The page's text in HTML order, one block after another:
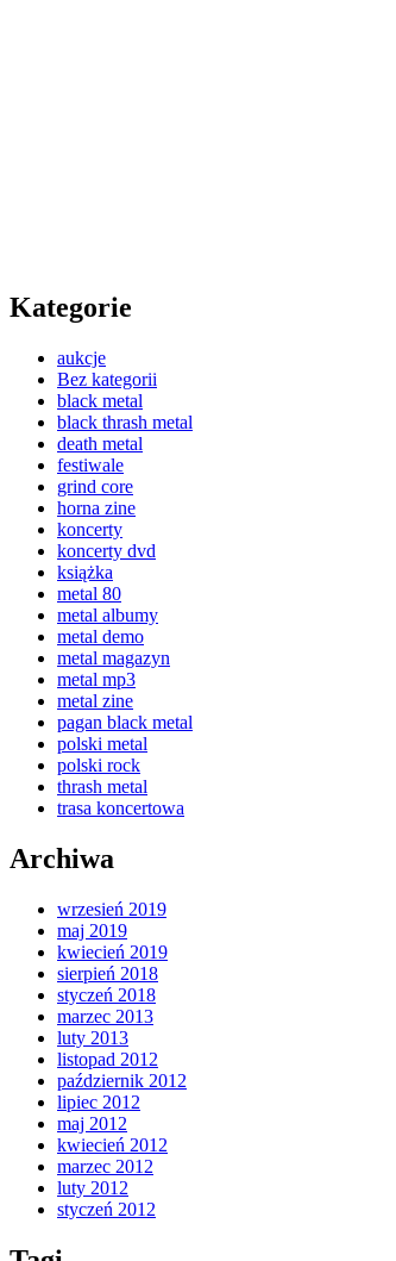
Kategorie
aukcje
Bez kategorii
black metal
black thrash metal
death metal
festiwale
grind core
horna zine
koncerty
koncerty dvd
książka
metal 80
metal albumy
metal demo
metal magazyn
metal mp3
metal zine
pagan black metal
polski metal
polski rock
thrash metal
trasa koncertowa
Archiwa
wrzesień 2019
maj 2019
kwiecień 2019
sierpień 2018
styczeń 2018
marzec 2013
luty 2013
listopad 2012
październik 2012
lipiec 2012
maj 2012
kwiecień 2012
marzec 2012
luty 2012
styczeń 2012